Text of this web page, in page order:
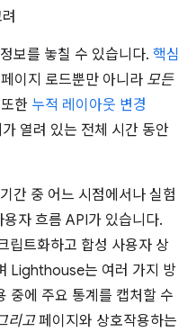
보를 놓칠 수 있습니다. 핵심
이지 로드뿐만 아니라 모든
한 누적 레이아웃 변경
열려 있는 전체 시간 동안
간 중 어느 시점에서나 실험
자 흐름 API가 있습니다.
립트화하고 합성 사용자 상
Lighthouse는 여러 가지 방
중에 주요 통계를 캡처할 수
리고페이지와 상호작용하는